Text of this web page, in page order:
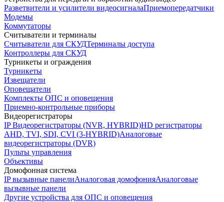
Разветвители и усилители видеосигналаПриемопередатчики
Модемы
Коммутаторы
Считыватели и терминалы
Считыватели для СКУДТерминалы доступа
Контроллеры для СКУД
Турникеты и ограждения
Турникеты
Извещатели
Оповещатели
Комплекты ОПС и оповещения
Приемно-контрольные приборы
Видеорегистраторы
IP Видеорегистраторы (NVR, HYBRID)HD регистраторы
AHD, TVI, SDI, CVI (3-HYBRID)Аналоговые
видеорегистраторы (DVR)
Пульты управления
Объективы
Домофонная система
IP вызывные панелиАналоговая домофонияАналоговые
вызывные панели
Другие устройства для ОПС и оповещения